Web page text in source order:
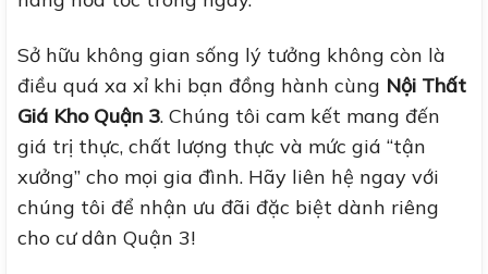
Sở hữu không gian sống lý tưởng không còn là
điều quá xa xỉ khi bạn đồng hành cùng Nội Thất
Giá Kho Quận 3. Chúng tôi cam kết mang đến
giá trị thực, chất lượng thực và mức giá “tận
xưởng” cho mọi gia đình. Hãy liên hệ ngay với
chúng tôi để nhận ưu đãi đặc biệt dành riêng
cho cư dân Quận 3!